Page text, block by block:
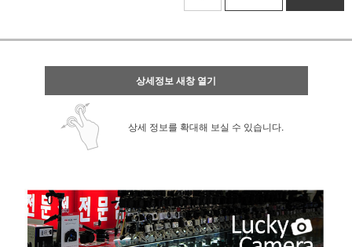
상세정보 새창 열기
상세 정보를 확대해 보실 수 있습니다.